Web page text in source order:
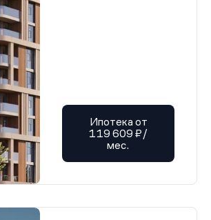
Ипотека от
119 609 ₽/
мес.